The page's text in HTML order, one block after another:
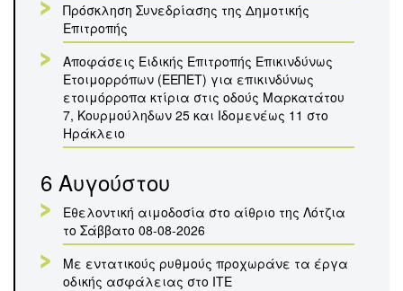
Πρόσκληση Συνεδρίασης της Δημοτικής
Επιτροπής
Αποφάσεις Ειδικής Επιτροπής Επικινδύνως
Ετοιμορρόπων (ΕΕΠΕΤ) για επικινδύνως
ετοιμόρροπα κτίρια στις οδούς Μαρκατάτου
7, Κουρμούληδων 25 και Ιδομενέως 11 στο
Ηράκλειο
6 Αυγούστου
Εθελοντική αιμοδοσία στο αίθριο της Λότζια
το Σάββατο 08-08-2026
Με εντατικούς ρυθμούς προχωράνε τα έργα
οδικής ασφάλειας στο ΙΤΕ